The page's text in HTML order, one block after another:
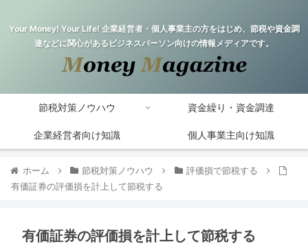
Your Money! Your Life! 企業経営者・個人事業主の方をはじめ、節税や資金調
達などに関心があるビジネスパーソン向けの情報メディアです。
節税対策ノウハウ 資金繰り・資金調達
企業経営者向け知識 個人事業主向け知識
ホーム 節税対策ノウハウ
評価損で節税する
有価証券の評価損を計上して節税する
有価証券の評価損を計上して節税する